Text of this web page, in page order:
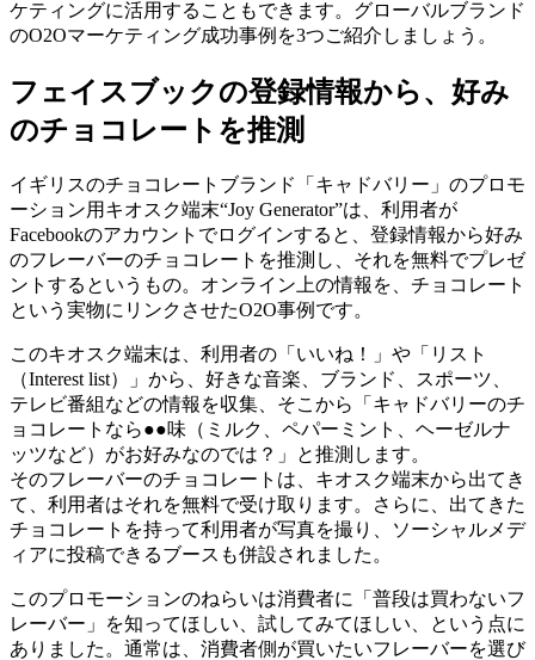
ケティングに活用することもできます。グローバルブランド
のO2Oマーケティング成功事例を3つご紹介しましょう。
フェイスブックの登録情報から、好み
のチョコレートを推測
イギリスのチョコレートブランド「キャドバリー」のプロモ
ーション用キオスク端末“Joy Generator”は、利用者が
Facebookのアカウントでログインすると、登録情報から好み
のフレーバーのチョコレートを推測し、それを無料でプレゼ
ントするというもの。オンライン上の情報を、チョコレート
という実物にリンクさせたO2O事例です。
このキオスク端末は、利用者の「いいね！」や「リスト
（Interest list）」から、好きな音楽、ブランド、スポーツ、
テレビ番組などの情報を収集、そこから「キャドバリーのチ
ョコレートなら●●味（ミルク、ペパーミント、ヘーゼルナ
ッツなど）がお好みなのでは？」と推測します。
そのフレーバーのチョコレートは、キオスク端末から出てき
て、利用者はそれを無料で受け取ります。さらに、出てきた
チョコレートを持って利用者が写真を撮り、ソーシャルメデ
ィアに投稿できるブースも併設されました。
このプロモーションのねらいは消費者に「普段は買わないフ
レーバー」を知ってほしい、試してみてほしい、という点に
ありました。通常は、消費者側が買いたいフレーバーを選び